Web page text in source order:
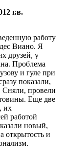
г.в.
работу
Виано. Я
друзей, у
Проблема
и гуле при
показали,
Сняли, провели
Еще две
их
работой
новый,
открытость и